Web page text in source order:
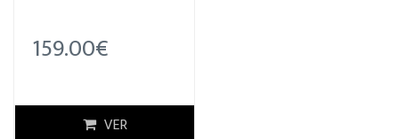
159.00€
VER